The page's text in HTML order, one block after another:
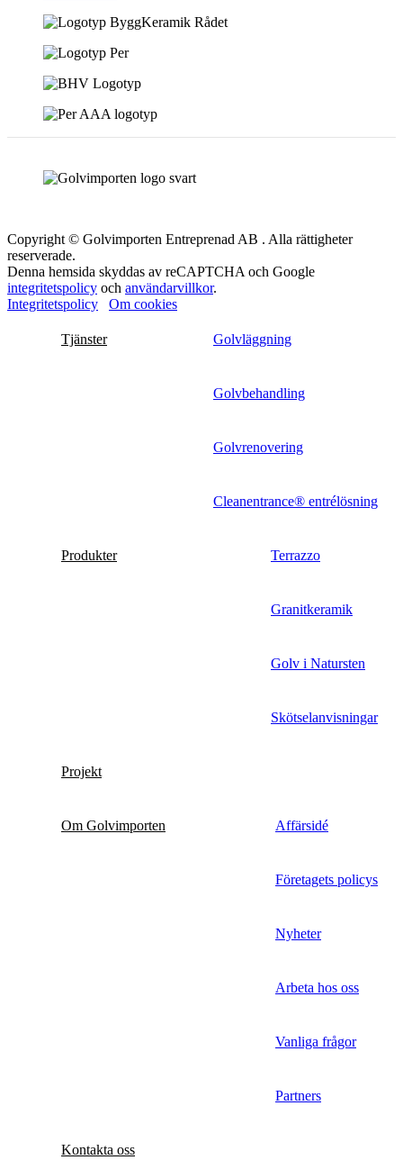
Copyright © Golvimporten Entreprenad AB . Alla rättigheter
reserverade.
Denna hemsida skyddas av reCAPTCHA och Google
integritetspolicy och användarvillkor.
Integritetspolicy
Om cookies
Tjänster Golvläggning
Golvbehandling
Golvrenovering
Cleanentrance® entrélösning
Produkter Terrazzo
Granitkeramik
Golv i Natursten
Skötselanvisningar
Projekt
Om Golvimporten Affärsidé
Företagets policys
Nyheter
Arbeta hos oss
Vanliga frågor
Partners
Kontakta oss